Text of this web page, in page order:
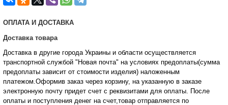
ОПЛАТА И ДОСТАВКА
Доставка товара
Доставка в другие города Украины и области осуществляется
транспортной службой "Новая почта" на условиях предоплаты(сумма
предоплаты зависит от стоимости изделия) наложенным
платежом.Оформив заказ через корзину, на указанную в заказе
электронную почту придет счет с реквизитами для оплаты. После
оплаты и поступления денег на счет,товар отправляется по